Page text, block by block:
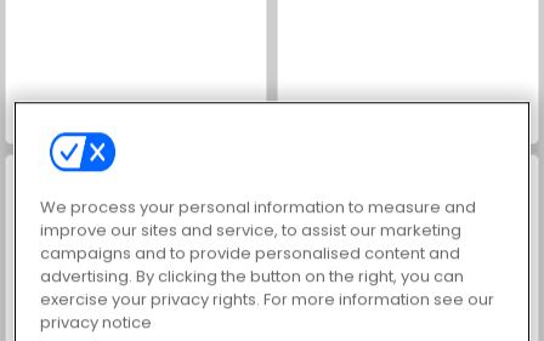
Turbo Yıldızlar
We process your personal information to measure and
improve our sites and service, to assist our marketing
campaigns and to provide personalised content and
advertising. By clicking the button on the right, you can
exercise your privacy rights. For more information see our
privacy notice